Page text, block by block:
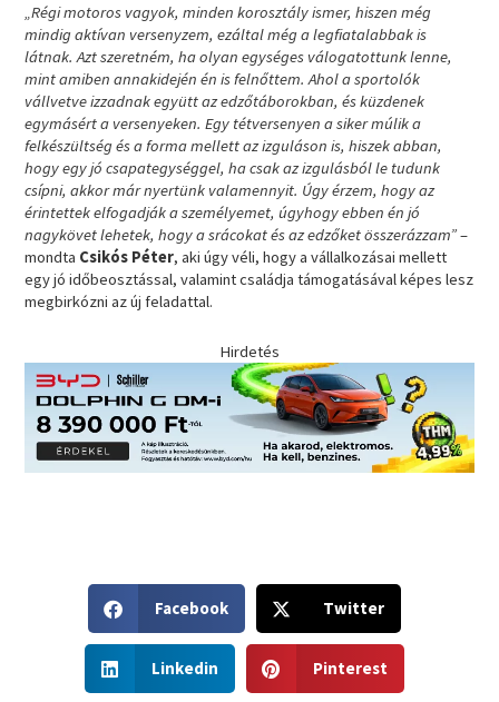
„Régi motoros vagyok, minden korosztály ismer, hiszen még
mindig aktívan versenyzem, ezáltal még a legfiatalabbak is
látnak. Azt szeretném, ha olyan egységes válogatottunk lenne,
mint amiben annakidején én is felnőttem. Ahol a sportolók
vállvetve izzadnak együtt az edzőtáborokban, és küzdenek
egymásért a versenyeken. Egy tétversenyen a siker múlik a
felkészültség és a forma mellett az izguláson is, hiszek abban,
hogy egy jó csapategységgel, ha csak az izgulásból le tudunk
csípni, akkor már nyertünk valamennyit. Úgy érzem, hogy az
érintettek elfogadják a személyemet, úgyhogy ebben én jó
nagykövet lehetek, hogy a srácokat és az edzőket összerázzam”–
mondta Csikós Péter, aki úgy véli, hogy a vállalkozásai mellett
egy jó időbeosztással, valamint családja támogatásával képes lesz
megbirkózni az új feladattal.
Hirdetés
h
r
Facebook
h
Twitter
h
Linkedin
h
Pinterest